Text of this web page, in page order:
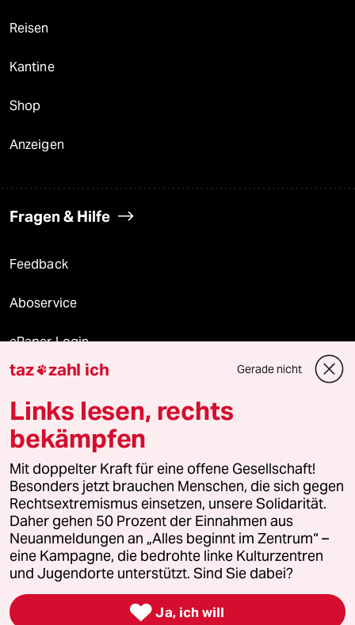
Reisen
Kantine
Shop
Anzeigen
Fragen & Hilfe
Feedback
Aboservice
ePaper Login
Downloads für Abonnierende
© 2026 taz Verlags und Vertriebs GmbH
Alle Rechte vorbehalten. Bei rechtlichen Fragen oder für Genehmigungen
wenden Sie sich bitte an lizenzen@taz.de
Feedback Redaktionsstatut Kommune-Richtlinien
Leitlinie Informant Datenschutz Impressum AGB
Seitenwende Einwilligungen widerrufen (Ads)
taz zahl ich Gerade nicht
Links lesen, rechts
bekämpfen
Mit doppelter Kraft für eine offene Gesellschaft!
Besonders jetzt brauchen Menschen, die sich gegen
Rechtsextremismus einsetzen, unsere Solidarität.
Daher gehen 50 Prozent der Einnahmen aus
Neuanmeldungen an „Alles beginnt im Zentrum“ –
eine Kampagne, die bedrohte linke Kulturzentren
und Jugendorte unterstützt. Sind Sie dabei?
 Ja, ich will